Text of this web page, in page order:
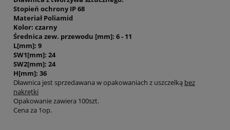
Stopień ochrony IP 68
Materiał Poliamid
Kolor: czarny
Średnica zew. przewodu [mm]: 6 - 11
L[mm]: 9
SW1[mm]: 24
SW2[mm]: 24
H[mm]: 36
Dławnica jest sprzedawana w opakowaniach z uszczelką bez
nakrętki
Opakowanie zawiera 100szt.
Cena za 1op.